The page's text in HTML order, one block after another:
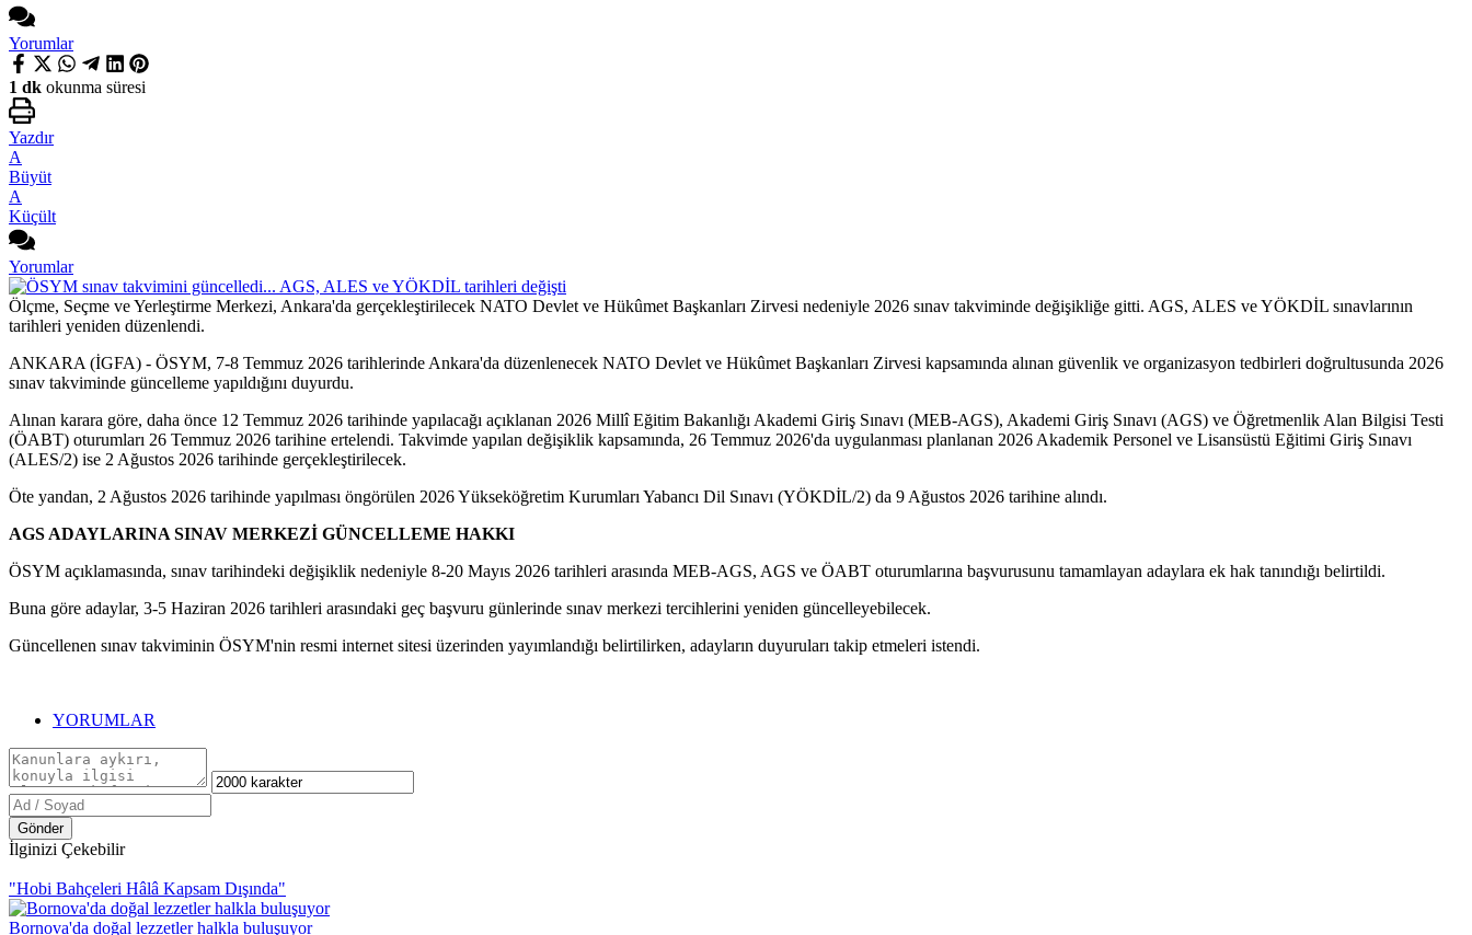
Yorumlar
1 dk okunma süresi
Yazdır
A
Büyüt
A
Küçült
Yorumlar
Ölçme, Seçme ve Yerleştirme Merkezi, Ankara'da gerçekleştirilecek NATO Devlet ve Hükûmet Başkanları Zirvesi nedeniyle 2026 sınav takviminde değişikliğe gitti. AGS, ALES ve YÖKDİL sınavlarının
tarihleri yeniden düzenlendi.
ANKARA (İGFA) - ÖSYM, 7-8 Temmuz 2026 tarihlerinde Ankara'da düzenlenecek NATO Devlet ve Hükûmet Başkanları Zirvesi kapsamında alınan güvenlik ve organizasyon tedbirleri doğrultusunda 2026
sınav takviminde güncelleme yapıldığını duyurdu.
Alınan karara göre, daha önce 12 Temmuz 2026 tarihinde yapılacağı açıklanan 2026 Millî Eğitim Bakanlığı Akademi Giriş Sınavı (MEB-AGS), Akademi Giriş Sınavı (AGS) ve Öğretmenlik Alan Bilgisi Testi
(ÖABT) oturumları 26 Temmuz 2026 tarihine ertelendi. Takvimde yapılan değişiklik kapsamında, 26 Temmuz 2026'da uygulanması planlanan 2026 Akademik Personel ve Lisansüstü Eğitimi Giriş Sınavı
(ALES/2) ise 2 Ağustos 2026 tarihinde gerçekleştirilecek.
Öte yandan, 2 Ağustos 2026 tarihinde yapılması öngörülen 2026 Yükseköğretim Kurumları Yabancı Dil Sınavı (YÖKDİL/2) da 9 Ağustos 2026 tarihine alındı.
AGS ADAYLARINA SINAV MERKEZİ GÜNCELLEME HAKKI
ÖSYM açıklamasında, sınav tarihindeki değişiklik nedeniyle 8-20 Mayıs 2026 tarihleri arasında MEB-AGS, AGS ve ÖABT oturumlarına başvurusunu tamamlayan adaylara ek hak tanındığı belirtildi.
Buna göre adaylar, 3-5 Haziran 2026 tarihleri arasındaki geç başvuru günlerinde sınav merkezi tercihlerini yeniden güncelleyebilecek.
Güncellenen sınav takviminin ÖSYM'nin resmi internet sitesi üzerinden yayımlandığı belirtilirken, adayların duyuruları takip etmeleri istendi.
YORUMLAR
Gönder
İlginizi Çekebilir
"Hobi Bahçeleri Hâlâ Kapsam Dışında"
Bornova'da doğal lezzetler halkla buluşuyor